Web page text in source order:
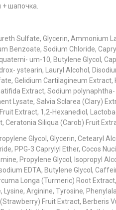
+ шапочка.
Sulfate, Glycerin, Ammonium
Benzoate, Sodium Chloride,
um-10, Butylene Glycol,
ystearin, Lauryl Alcohol,
Gelidium Cartilagineum
Extract, Sodium
Lysate, Salvia Sclarea (Clary)
Extract, 1,2-Hexanediol,
Ceratonia Siliqua (Carob) Fruit
Glycol, Glycerin, Cetearyl
PPG-3 Caprylyl Ether, Cocos
Propylene Glycol, Isopropyl
EDTA, Butylene Glycol,
Longa (Turmeric) Root
Arginine, Tyrosine,
Fruit Extract, Berberis